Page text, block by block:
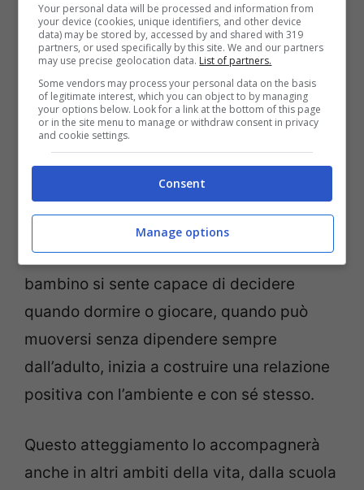
stimolano la curiosità e l’autonomia, senza
sovraccaricare di stimoli inutili.
Benefici psicologici ed educativi
I benefici di un letto Montessori vanno ben
oltre l’aspetto pratico. Si inseriscono in un
percorso educativo più profondo, che ha a
che fare con la crescita personale e lo
sviluppo dell’autostima. Quando un
bambino si sente capace di decidere
quando dormire o giocare, quando può
muoversi senza dipendere sempre
dall’adulto, inizia a costruire una relazione
positiva con l’ambiente e con sé stesso.
Questo atteggiamento lo accompagnerà
anche in altri ambiti della vita, dalla scuola
Your personal data will be processed and information from
your device (cookies, unique identifiers, and other device
data) may be stored by, accessed by and shared with 319
partners, or used specifically by this site. We and our partners
may use precise geolocation data. List of partners.
Some vendors may process your personal data on the basis
of legitimate interest, which you can object to by managing
your options below. Look for a link at the bottom of this page
or in the site menu to manage or withdraw consent in privacy
and cookie settings.
Consent
Manage options